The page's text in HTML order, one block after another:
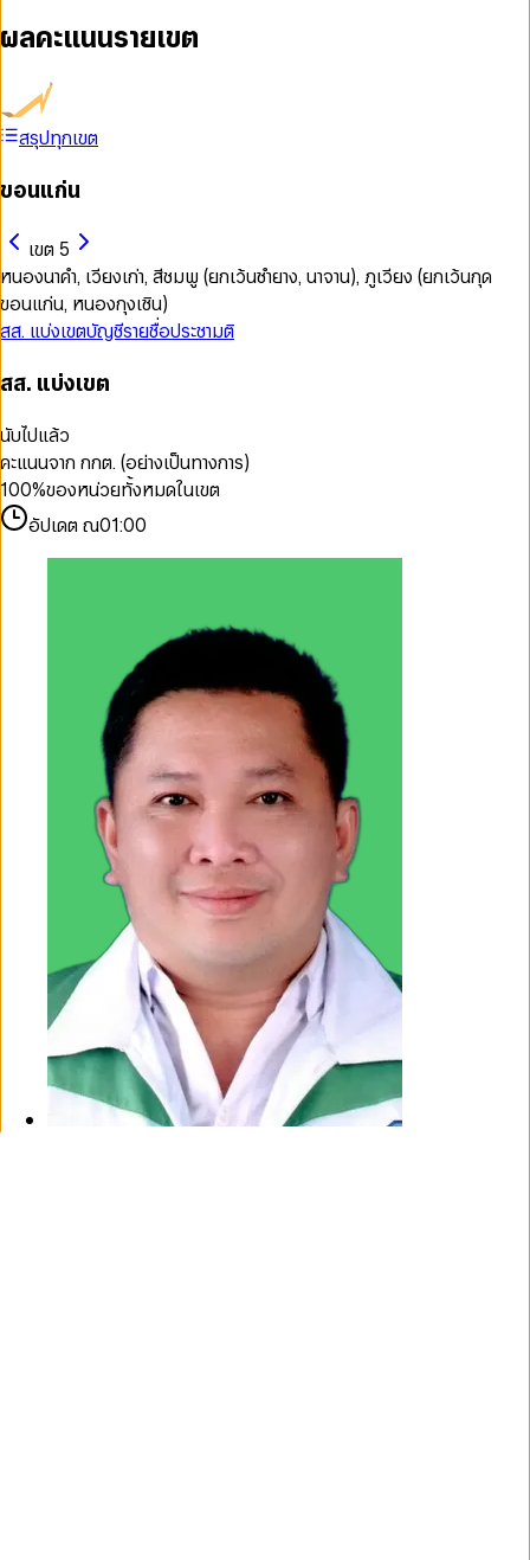
ผลคะแนนรายเขต
สรุปทุกเขต
ขอนแก่น
เขต 5
หนองนาคำ, เวียงเก่า, สีชมพู (ยกเว้นซำยาง, นาจาน), ภูเวียง (ยกเว้นกุด
ขอนแก่น, หนองกุงเซิน)
สส. แบ่งเขตบัญชีรายชื่อประชามติ
สส. แบ่งเขต
นับไปแล้ว
คะแนนจาก กกต. (อย่างเป็นทางการ)
100%ของหน่วยทั้งหมดในเขต
อัปเดต ณ01:00